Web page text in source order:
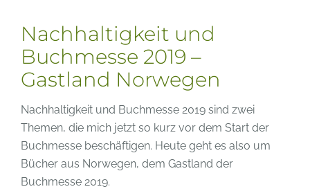
Nachhaltigkeit und
Buchmesse 2019 –
Gastland Norwegen
Nachhaltigkeit und Buchmesse 2019 sind zwei
Themen, die mich jetzt so kurz vor dem Start der
Buchmesse beschäftigen. Heute geht es also um
Bücher aus Norwegen, dem Gastland der
Buchmesse 2019.